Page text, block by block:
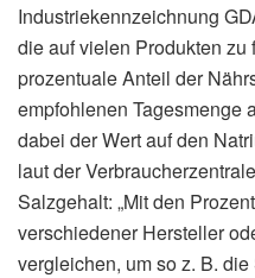
Industriekennzeichnung
die auf vielen Produkten
prozentuale Anteil der
empfohlenen Tagesmenge
dabei der Wert auf den
laut der
Salzgehalt: „Mit den
verschiedener Hersteller
vergleichen, um so z. B.